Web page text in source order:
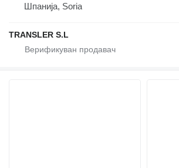
Шпанија, Soria
TRANSLER S.L